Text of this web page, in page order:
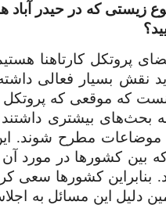
زیستی که در حیدر
پروتکل کارتاهنا
باید نقش بسیار فعالی
که موقعی که
به بحث‌های بیشتری
موضاعات مطرح شوند.
بین کشورها در مورد
بنابراین کشورها سعی
دلیل این مسائل به